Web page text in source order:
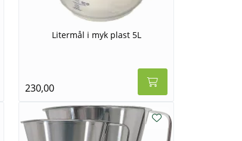
Litermål i myk plast 5L
230,00